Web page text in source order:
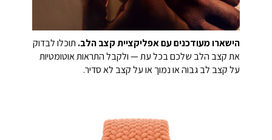
הישארו מעודכנים עם אפליקציית קצב הלב. תוכלו לבדוק
את קצב הלב שלכם בכל עת — ולקבל התראות אוטומטיות
על קצב לב גבוה או נמוך או על קצב לא סדיר.